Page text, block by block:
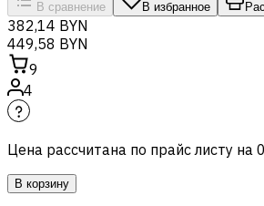
В сравнение В избранное
382,14 BYN
449,58 BYN
9
4
Цена рассчитана по прайс листу на
В корзину